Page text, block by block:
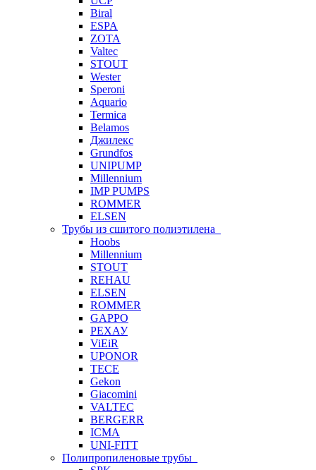
Biral
ESPA
ZOTA
Valtec
STOUT
Wester
Speroni
Aquario
Termica
Belamos
Джилекс
Grundfos
UNIPUMP
Millennium
IMP PUMPS
ROMMER
ELSEN
Трубы из сшитого полиэтилена
Hoobs
Millennium
STOUT
REHAU
ELSEN
ROMMER
GAPPO
РЕХАУ
ViEiR
UPONOR
TECE
Gekon
Giacomini
VALTEC
BERGERR
ICMA
UNI-FITT
Полипропиленовые трубы